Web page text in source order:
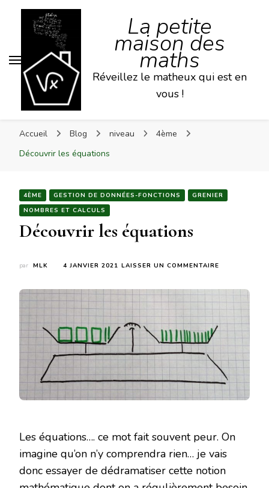
La petite
maison des
maths
Réveillez le matheux qui est en
vous !
Accueil Blog niveau
4ème
Découvrir les équations
4ÈME GESTION DE DONNÉES-FONCTIONS
GRENIER
NOMBRES ET CALCULS
Découvrir les équations
par MLK 4 JANVIER 2021 LAISSER UN COMMENTAIRE
Les équations…. ce mot fait souvent peur. On
imagine qu’on n’y comprendra rien… je vais
donc essayer de dédramatiser cette notion